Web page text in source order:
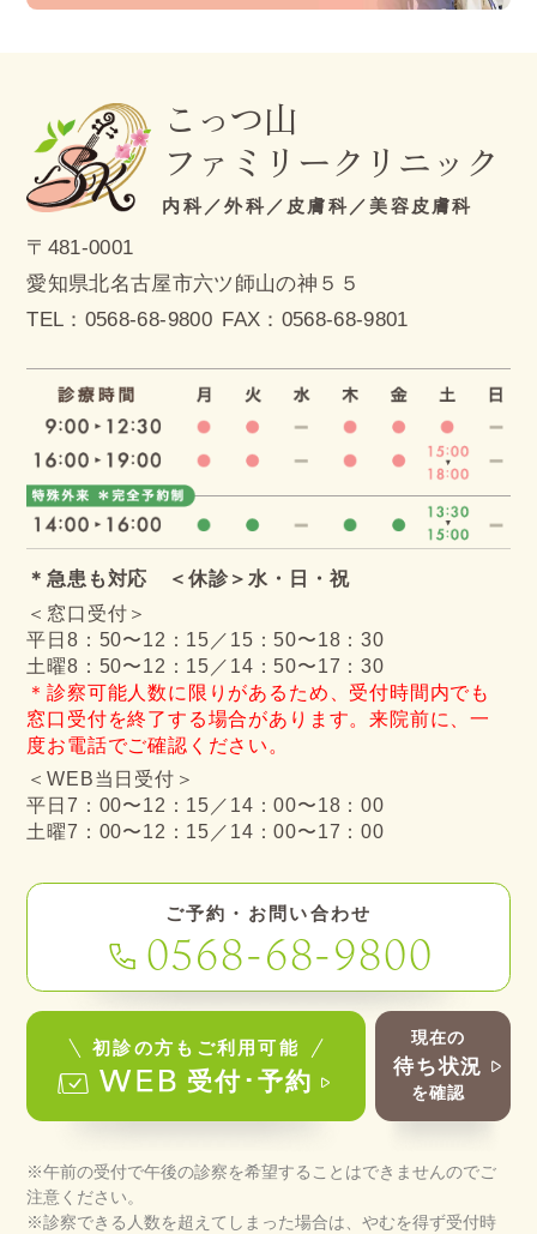
こっつ山
ファミリークリニック
内科／外科／皮膚科／美容皮膚科
〒481-0001
愛知県北名古屋市六ツ師山の神５５
TEL： 0568-68-9800 FAX：0568-68-9801
＊急患も対応 ＜休診＞水・日・祝
＜窓口受付＞
平日8：50〜12：15／15：50〜18：30
土曜8：50〜12：15／14：50〜17：30
＊診察可能人数に限りがあるため、受付時間内でも
窓口受付を終了する場合があります。来院前に、一
度お電話でご確認ください。
＜WEB当日受付＞
平日7：00〜12：15／14：00〜18：00
土曜7：00〜12：15／14：00〜17：00
ご予約・お問い合わせ
0568-68-9800
初診の方もご利用可能
受付･予約
現在の
待ち状況
を確認
※午前の受付で午後の診察を希望することはできませんのでご
注意ください。
※診察できる人数を超えてしまった場合は、やむを得ず受付時